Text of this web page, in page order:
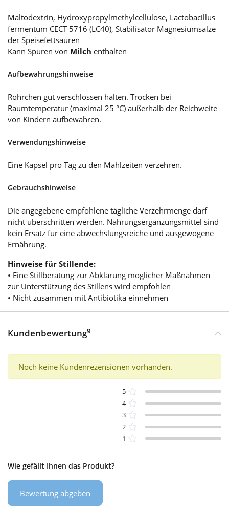
Maltodextrin, Hydroxypropylmethylcellulose, Lactobacillus
fermentum CECT 5716 (LC40), Stabilisator Magnesiumsalze
der Speisefettsäuren
Kann Spuren von Milch enthalten
Aufbewahrungshinweise
Röhrchen gut verschlossen halten. Trocken bei
Raumtemperatur (maximal 25 °C) außerhalb der Reichweite
von Kindern aufbewahren.
Verwendungshinweise
Eine Kapsel pro Tag zu den Mahlzeiten verzehren.
Gebrauchshinweise
Die angegebene empfohlene tägliche Verzehrmenge darf
nicht überschritten werden. Nahrungsergänzungsmittel sind
kein Ersatz für eine abwechslungsreiche und ausgewogene
Ernährung.
Hinweise für Stillende:
• Eine Stillberatung zur Abklärung möglicher Maßnahmen
zur Unterstützung des Stillens wird empfohlen
• Nicht zusammen mit Antibiotika einnehmen
Kundenbewertung9
Noch keine Kundenrezensionen vorhanden.
5
4
3
2
1
Wie gefällt Ihnen das Produkt?
Bewertung abgeben